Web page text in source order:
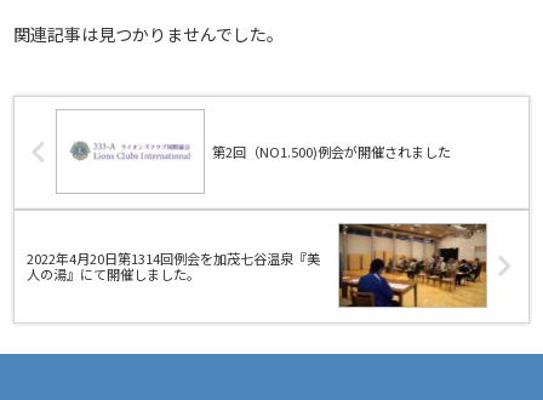
関連記事は見つかりませんでした。
第2回（NO1.500)例会が開催されました
2022年4月20日第1314回例会を加茂七谷温泉『美
人の湯』にて開催しました。